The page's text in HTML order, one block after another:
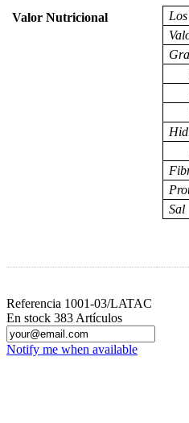
Valor Nutricional
Referencia 1001-03/LATAC
En stock 383 Artículos
Notify me when available